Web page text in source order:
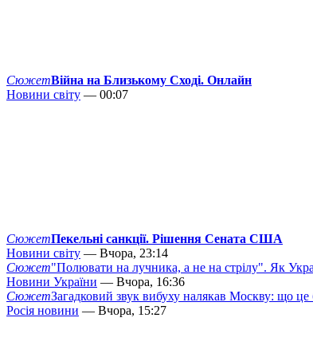
СюжетВійна на Близькому Сході. Онлайн
Новини світу — 00:07
СюжетПекельні санкції. Рішення Сената США
Новини світу — Вчора, 23:14
Сюжет"Полювати на лучника, а не на стрілу". Як
Новини України — Вчора, 16:36
СюжетЗагадковий звук вибуху налякав Москву: що це
Росія новини — Вчора, 15:27